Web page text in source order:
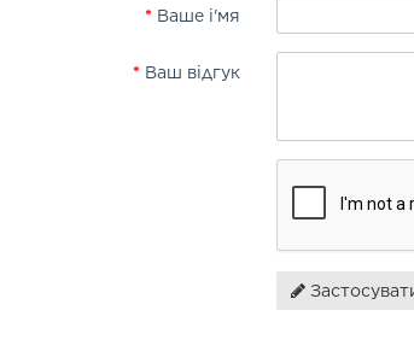
Ваше і'мя
Ваш відгук